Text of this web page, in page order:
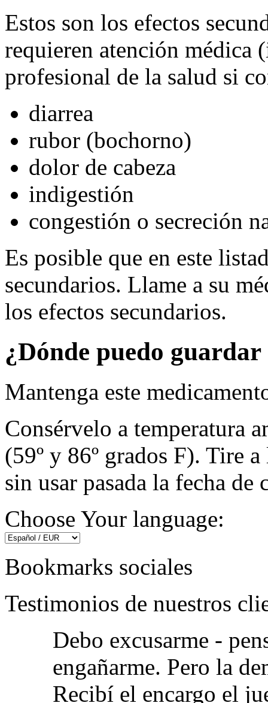
Estos son los efectos
requieren atención médica
profesional de la salud si
diarrea
rubor (bochorno)
dolor de cabeza
indigestión
congestión o secreción
Es posible que en este
secundarios. Llame a su
los efectos secundarios.
¿Dónde puedo
Mantenga este
Consérvelo a temperatura
(59º y 86º grados F). Tire
sin usar pasada la fecha de
Choose Your language:
Bookmarks sociales
Testimonios de nuestros
Debo excusarme -
engañarme. Pero la
Recibí el encargo el